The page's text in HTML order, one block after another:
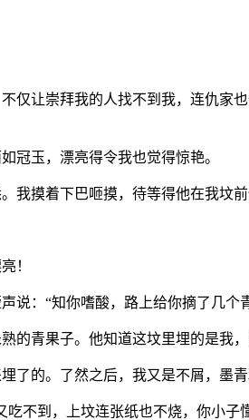
仅让崇拜我的人找不到我，连仇
冠玉，漂亮得令我也觉得惊艳。
我摸着下巴咂摸，待等得他在我
！
说：“知你嗜酸，路上给你摘了几个
的青果子。他知道这坟里埋的是我
了的。了然之后，我又是不屑，墨
不到，上坟连张纸也不烧，你小子